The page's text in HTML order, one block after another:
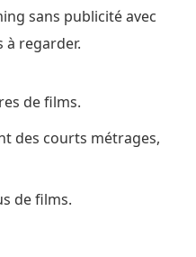
sans publicité avec
regarder.
de films.
des courts métrages,
de films.